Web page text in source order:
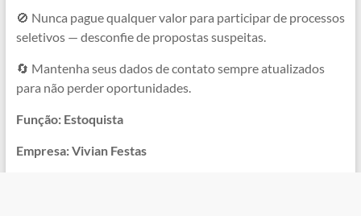
🚫 Nunca pague qualquer valor para participar de processos
seletivos — desconfie de propostas suspeitas.
🔄 Mantenha seus dados de contato sempre atualizados
para não perder oportunidades.
Função: Estoquista
Empresa: Vivian Festas